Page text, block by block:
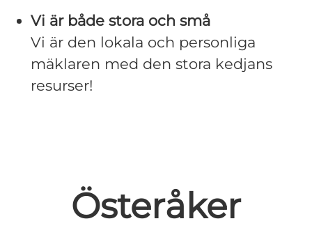
Vi är både stora och små
Vi är den lokala och personliga
mäklaren med den stora kedjans
resurser!
Österåker